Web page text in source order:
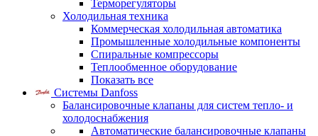
Терморегуляторы
Холодильная техника
Коммерческая холодильная автоматика
Промышленные холодильные компоненты
Спиральные компрессоры
Теплообменное оборудование
Показать все
Системы Danfoss
Балансировочные клапаны для систем тепло- и
холодоснабжения
Автоматические балансировочные клапаны